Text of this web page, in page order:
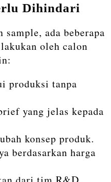
Dihindari
sample, ada beberapa
oleh calon
produksi tanpa
yang jelas kepada
konsep produk.
berdasarkan harga